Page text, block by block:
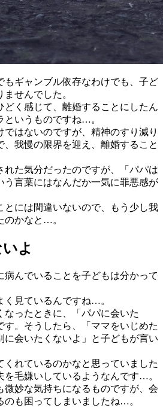
もギャンブル依存なわけでも、子ど
せんでした。
どく感じて、離婚することにしたん
というものですね…。
はないのですが、精神のすり減り
、我慢の限界を迎え、離婚すること
れた気分だったのですが、「パパは
う言葉にはなんだか一気に罪悪感が
とには間違いないので、もう少し我
のかなと…。
よ
病んでいることを子どもは分かって
く見ているんですね…。
なったときに、「パパに会いた
す。そうしたら、「ママをいじめた
に会いたくないよ」と子どもが言い
くれているのかなと思っていました
を毛嫌いしているようなんです…。
微妙な気持ちになるものですが、会
のも困ってしまいましたね…。